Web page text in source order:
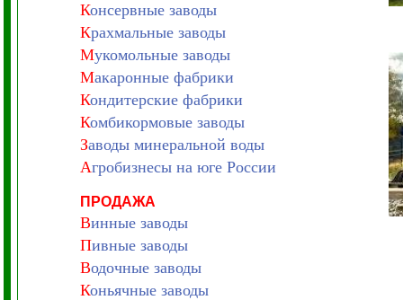
Консервные заводы
Крахмальные заводы
Мукомольные заводы
Макаронные фабрики
Кондитерские фабрики
Комбикормовые заводы
Заводы минеральной воды
Агробизнесы на юге России
ПРОДАЖА
Винные заводы
Пивные заводы
Водочные заводы
Коньячные заводы